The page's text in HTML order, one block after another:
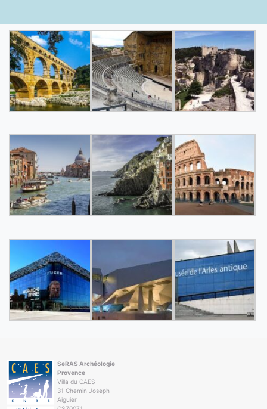
SeRAS Archéologie
Provence
Villa du CAES
31 Chemin Joseph
Aiguier